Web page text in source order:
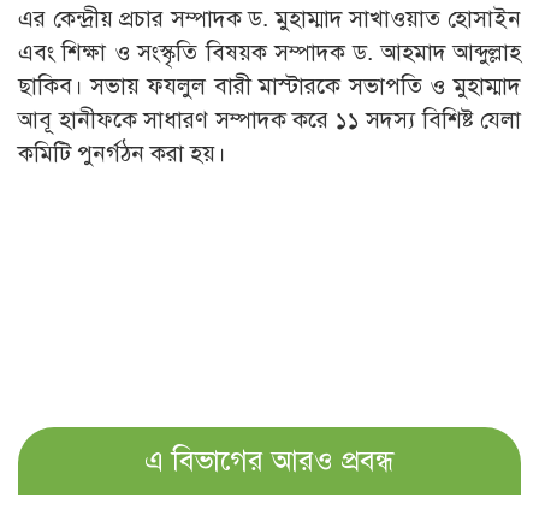
এর কেন্দ্রীয় প্রচার সম্পাদক ড. মুহাম্মাদ সাখাওয়াত হোসাইন
এবং শিক্ষা ও সংস্কৃতি বিষয়ক সম্পাদক ড. আহমাদ আব্দুল্লাহ
ছাকিব। সভায় ফযলুল বারী মাস্টারকে সভাপতি ও মুহাম্মাদ
আবূ হানীফকে সাধারণ সম্পাদক করে ১১ সদস্য বিশিষ্ট যেলা
কমিটি পুনর্গঠন করা হয়।
এ বিভাগের আরও প্রবন্ধ